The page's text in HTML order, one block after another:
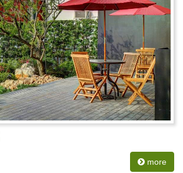
more